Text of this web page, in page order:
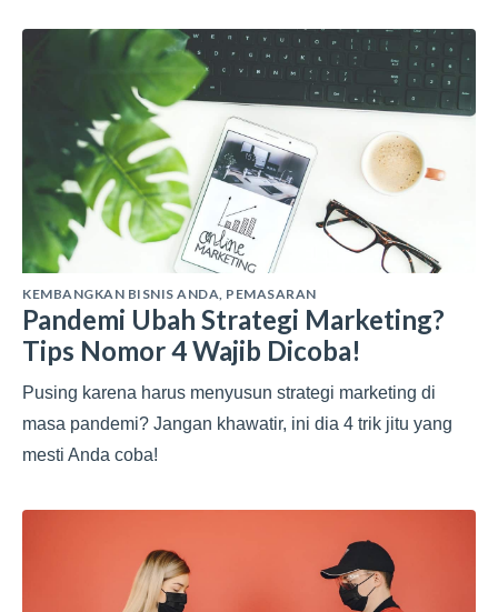
KEMBANGKAN BISNIS ANDA, PEMASARAN
Pandemi Ubah Strategi Marketing?
Tips Nomor 4 Wajib Dicoba!
Pusing karena harus menyusun strategi marketing di
masa pandemi? Jangan khawatir, ini dia 4 trik jitu yang
mesti Anda coba!